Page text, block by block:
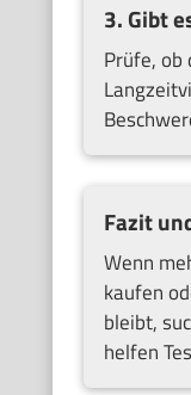
3. Gibt
Prüfe, ob
Fazit
Wenn
kaufen
bleibt,
helfen